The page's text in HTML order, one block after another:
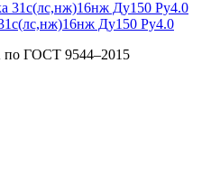
Ду150 Ру4.0
по ГОСТ 9544–2015